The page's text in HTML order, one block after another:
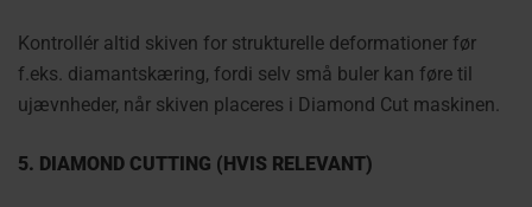
Kontrollér altid skiven for strukturelle deformationer før
f.eks. diamantskæring, fordi selv små buler kan føre til
ujævnheder, når skiven placeres i Diamond Cut maskinen.
5. DIAMOND CUTTING (HVIS RELEVANT)